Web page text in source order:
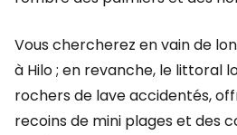
Vous chercherez en vain de
à Hilo ; en revanche, le littoral
rochers de lave accidentés,
recoins de mini plages et des